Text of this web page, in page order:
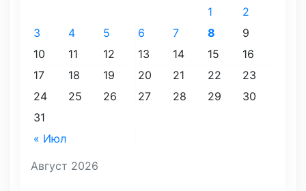
Август 2026
« Июл
1
2
3
4 5 6 7 8
9
10
11 12 13 14 15
16
17
18 19 20 21 22
23
24
25 26 27 28 29
30
31